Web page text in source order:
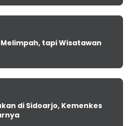
tapi Wisatawan
di Sidoarjo, Kemenkes